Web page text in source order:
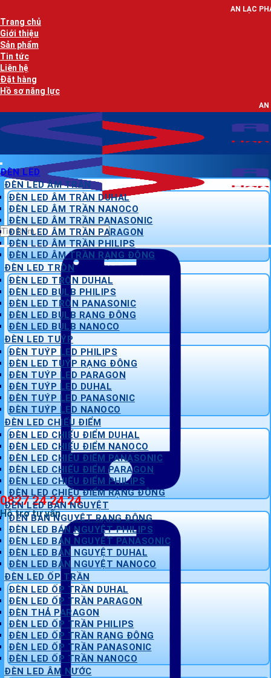
qua
nội
dung
AN LẠC PHÁT - NHÀ PHÂN
Trang chủ
Giới thiệu
Sản phẩm
Tin tức
Liên hệ
Đặt hàng
Hồ sơ năng lực
AN LẠC PHÁT -
Tìm
kiếm:
0827 24 24 24
Hỗ trợ tư vấn
ĐÈN LED
ĐÈN LED ÂM TRẦN
ĐÈN LED ÂM TRẦN DUHAL
ĐÈN LED ÂM TRẦN NANOCO
ĐÈN LED ÂM TRẦN PANASONIC
ĐÈN LED ÂM TRẦN PARAGON
ĐÈN LED ÂM TRẦN PHILIPS
ĐÈN LED ÂM TRẦN RẠNG ĐÔNG
ĐÈN LED TRÒN
ĐÈN LED TRÒN DUHAL
ĐÈN LED BULB PHILIPS
ĐÈN LED TRÒN PANASONIC
ĐÈN LED BULB RẠNG ĐÔNG
ĐÈN LED BULB NANOCO
ĐÈN LED TUÝP
ĐÈN TUÝP LED PHILIPS
ĐÈN LED TUÝP RẠNG ĐÔNG
ĐÈN TUÝP LED PARAGON
ĐÈN TUÝP LED DUHAL
ĐÈN TUÝP LED PANASONIC
ĐÈN TUÝP LED NANOCO
ĐÈN LED CHIẾU ĐIỂM
ĐÈN LED CHIẾU ĐIỂM DUHAL
ĐÈN LED CHIẾU ĐIỂM NANOCO
ĐÈN LED CHIẾU ĐIỂM PANASONIC
ĐÈN LED CHIẾU ĐIỂM PARAGON
ĐÈN LED CHIẾU ĐIỂM PHILIPS
ĐÈN LED CHIẾU ĐIỂM RẠNG ĐÔNG
ĐÈN LED BÁN NGUYỆT
ĐÈN BÁN NGUYỆT RẠNG ĐÔNG
ĐÈN LED BÁN NGUYỆT PHILIPS
ĐÈN LED BÁN NGUYỆT PANASONIC
ĐÈN LED BÁN NGUYỆT DUHAL
ĐÈN LED BÁN NGUYỆT NANOCO
ĐÈN LED ỐP TRẦN
ĐÈN LED ỐP TRẦN DUHAL
ĐÈN LED ỐP TRẦN PARAGON
ĐÈN THẢ PARAGON
ĐÈN LED ỐP TRẦN PHILIPS
ĐÈN LED ỐP TRẦN RẠNG ĐÔNG
ĐÈN LED ỐP TRẦN PANASONIC
ĐÈN LED ỐP TRẦN NANOCO
ĐÈN LED ÂM NƯỚC